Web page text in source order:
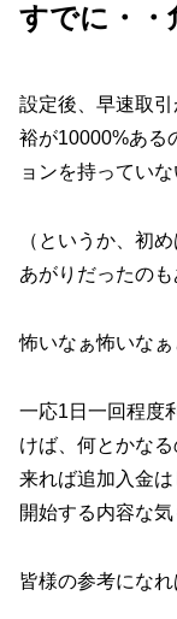
すでに・・
設定後、早速取
裕が10000%ある
ョンを持ってい
（というか、初
あがりだったのも
怖いなぁ怖いなぁ
一応1日一回程度
けば、何とかな
来れば追加入金
開始する内容な
皆様の参考になれ